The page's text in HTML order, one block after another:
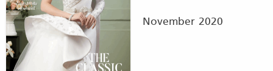
November 2020